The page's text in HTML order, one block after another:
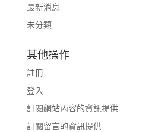
最新消息
未分類
其他操作
註冊
登入
訂閱網站內容的資訊提供
訂閱留言的資訊提供